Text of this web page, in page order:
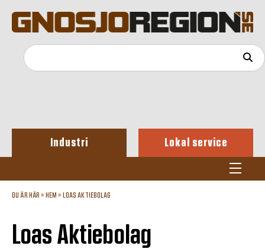
Industri Lokal service
DU ÄR HÄR » HEM » LOAS AKTIEBOLAG
Loas Aktiebolag